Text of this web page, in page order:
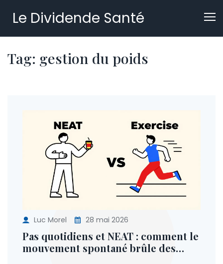
Le Dividende Santé
Tag: gestion du poids
Luc Morel 28 mai 2026
Pas quotidiens et NEAT : comment le
mouvement spontané brûle des